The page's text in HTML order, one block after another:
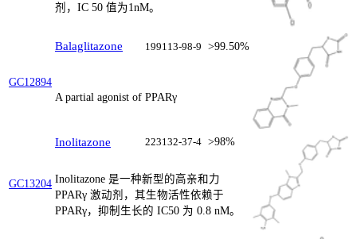
剂，IC 50 值为1nM。
GC12894
Balaglitazone 199113-98-9 >99.50%
A partial agonist of PPARγ
GC13204
Inolitazone 223132-37-4 >98%
Inolitazone 是一种新型的高亲和力
PPARγ 激动剂，其生物活性依赖于
PPARγ，抑制生长的 IC50 为 0.8 nM。